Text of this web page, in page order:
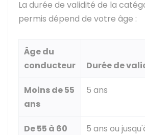
La durée de validité de la
permis dépend de votre âge :
Âge du
conducteur
Durée de
Moins de 55
ans
5 ans
De 55 à 60
5 ans ou